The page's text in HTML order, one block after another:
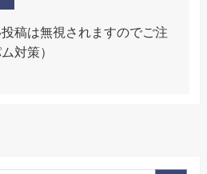
稿は無視されますのでご注
対策）